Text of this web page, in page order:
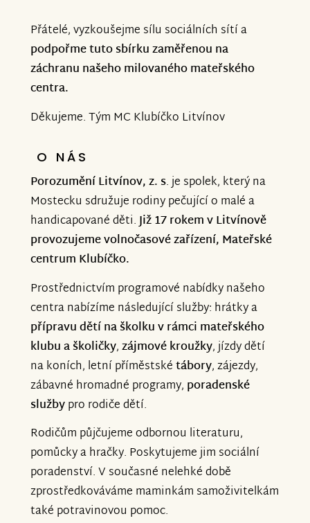
Přátelé, vyzkoušejme sílu sociálních sítí a
podpořme tuto sbírku zaměřenou na
záchranu našeho milovaného mateřského
centra.
Děkujeme. Tým MC Klubíčko Litvínov
O NÁS
Porozumění Litvínov, z. s. je spolek, který na
Mostecku sdružuje rodiny pečující o malé a
handicapované děti.Již 17 rokem v Litvínově
provozujeme volnočasové zařízení, Mateřské
centrum Klubíčko.
Prostřednictvím programové nabídky našeho
centra nabízíme následující služby: hrátky a
přípravu dětí na školku v rámci mateřského
klubu a školičky,zájmové kroužky, jízdy dětí
na koních, letní příměstskétábory, zájezdy,
zábavné hromadné programy, poradenské
službypro rodiče dětí.
Rodičům půjčujeme odbornou literaturu,
pomůcky a hračky. Poskytujeme jim sociální
poradenství. V současné nelehké době
zprostředkováváme maminkám samoživitelkám
také potravinovou pomoc.